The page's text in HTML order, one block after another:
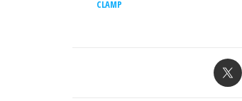
1
CLAMP